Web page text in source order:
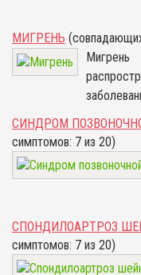
МИГРЕНЬ
боли,
головы
травмам
СИНДРОМ
симптомов: 7 из 20)
СПОНДИЛОАРТРОЗ
симптомов: 7 из 20)